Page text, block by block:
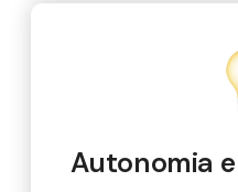
Autonomia